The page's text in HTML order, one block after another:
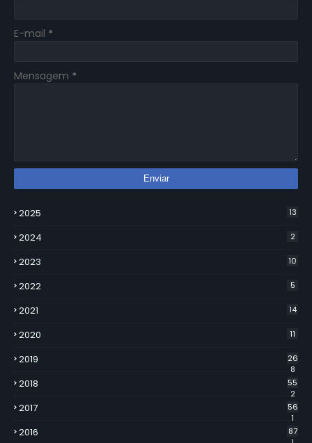
E-mail *
Mensagem *
2025 13
2024 2
2023 10
2022 5
2021 14
2020 11
2019
26
8
2018
55
2
2017
56
1
2016
87